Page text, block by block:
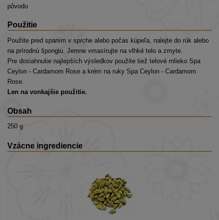
pôvodu
Použitie
Použite pred spaním v sprche alebo počas kúpeľa, nalejte do rúk alebo
na prírodnú špongiu. Jemne vmasírujte na vlhké telo a zmyte.
Pre dosiahnutie najlepších výsledkov použite tiež telové mlieko Spa
Ceylon - Cardamom Rose a krém na ruky Spa Ceylon - Cardamom
Rose.
Len na vonkajšie použitie.
Obsah
250 g
Vzácne ingrediencie